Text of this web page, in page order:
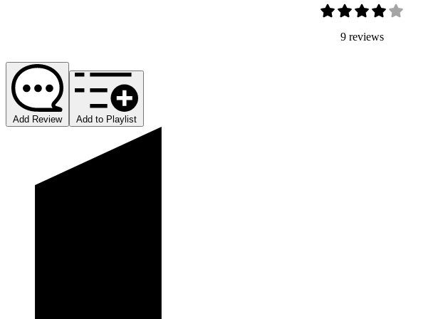
9 reviews
Add Review Add to Playlist